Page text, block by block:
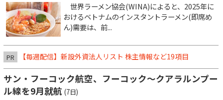
世界ラーメン協会(WINA)によると、2025年に
おけるベトナムのインスタントラーメン(即席め
ん)需要は、前...
PR 【毎週配信】新設外資法人リスト 株主情報など19項目
サン・フーコック航空、フーコック～クアラルンプー
ル線を9月就航 (7日)